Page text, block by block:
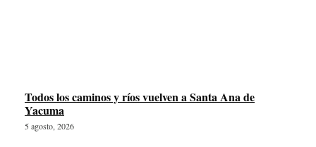
Todos los caminos y ríos vuelven a Santa Ana de
Yacuma
5 agosto, 2026